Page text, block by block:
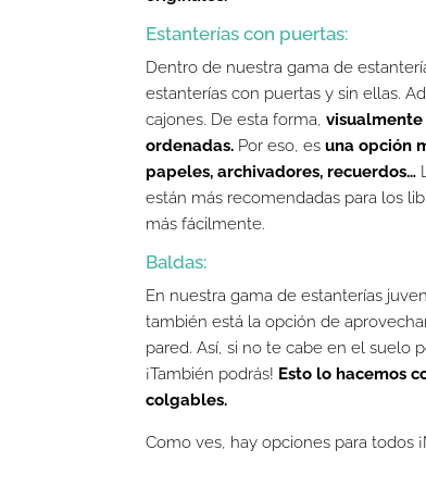
Estanterías con puertas:
Dentro de nuestra gama de
estanterías con puertas y sin ellas.
cajones. De esta forma,
ordenadas. Por eso, esuna opción
papeles, archivadores, recuerdos…
están más recomendadas para los
más fácilmente.
Baldas:
En nuestra gama de estanterías
también está la opción de
pared. Así, si no te cabe en el suelo
¡También podrás! Esto lo hacemos
colgables.
Como ves, hay opciones para todos